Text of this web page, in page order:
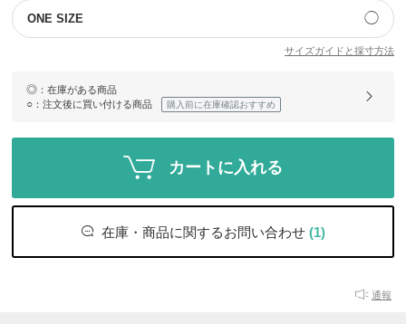
ONE SIZE ◯
サイズガイドと採寸方法
◎ ：在庫がある商品
○ ：注文後に買い付ける商品 購入前に在庫確認おすすめ
カートに入れる
在庫・商品に関するお問い合わせ (1)
通報